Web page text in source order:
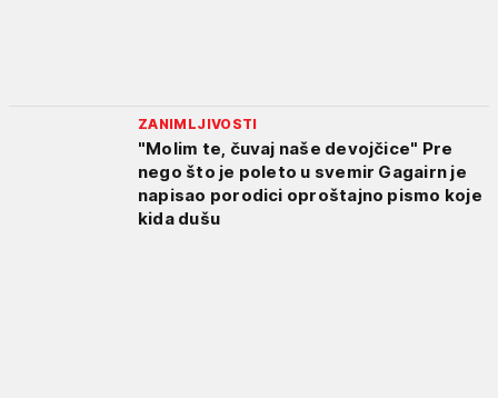
ZANIMLJIVOSTI
"Molim te, čuvaj naše devojčice" Pre
nego što je poleto u svemir Gagairn je
napisao porodici oproštajno pismo koje
kida dušu